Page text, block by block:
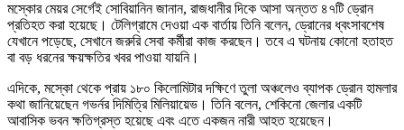
মস্কোর মেয়র সের্গেই সোবিয়ানিন জানান, রাজধানীর দিকে আসা অন্তত ৪৭টি ড্রোন
প্রতিহত করা হয়েছে। টেলিগ্রামে দেওয়া এক বার্তায় তিনি বলেন, ড্রোনের ধ্বংসাবশেষ
যেখানে পড়েছে, সেখানে জরুরি সেবা কর্মীরা কাজ করছেন। তবে এ ঘটনায় কোনো হতাহত
বা বড় ধরনের ক্ষয়ক্ষতির খবর পাওয়া যায়নি।
এদিকে, মস্কো থেকে প্রায় ১৮০ কিলোমিটার দক্ষিণে তুলা অঞ্চলেও ব্যাপক ড্রোন হামলার
কথা জানিয়েছেন গভর্নর দিমিত্রি মিলিয়ায়েভ। তিনি বলেন, শেকিনো জেলার একটি
আবাসিক ভবন ক্ষতিগ্রস্ত হয়েছে এবং এতে একজন নারী আহত হয়েছেন।